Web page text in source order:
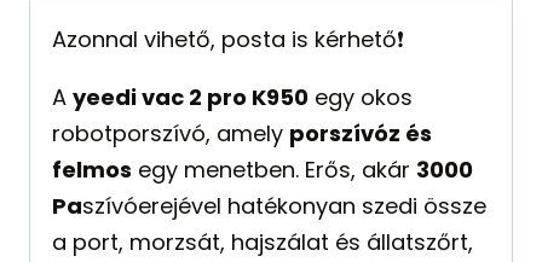
Azonnal vihető, posta is kérhető❗️
A yeedi vac 2 pro K950 egy okos
robotporszívó, amely porszívóz és
felmos egy menetben. Erős, akár 3000
Paszívóerejével hatékonyan szedi össze
a port, morzsát, hajszálat és állatszőrt,